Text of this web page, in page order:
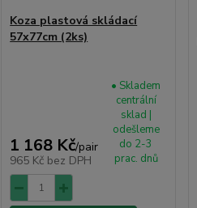
Koza plastová skládací
57x77cm (2ks)
1 168 Kč/pair
965 Kč bez DPH
• Skladem
centrální
sklad |
odešleme
do 2-3
prac. dnů